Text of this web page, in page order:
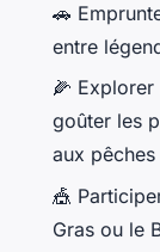
🚗
entre
🌽
goûter les
aux
🎪
Gras ou le